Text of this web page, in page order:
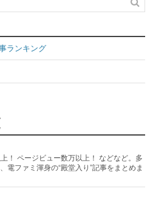
ランキング
！ ページビュー数万以上！ などなど。多
電ファミ渾身の“殿堂入り”記事をまとめま